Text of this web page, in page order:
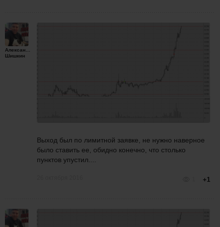
Александр
Шишкин
Выход был по лимитной заявке, не нужно наверное
было ставить ее, обидно конечно, что столько
пунктов упустил....
+1